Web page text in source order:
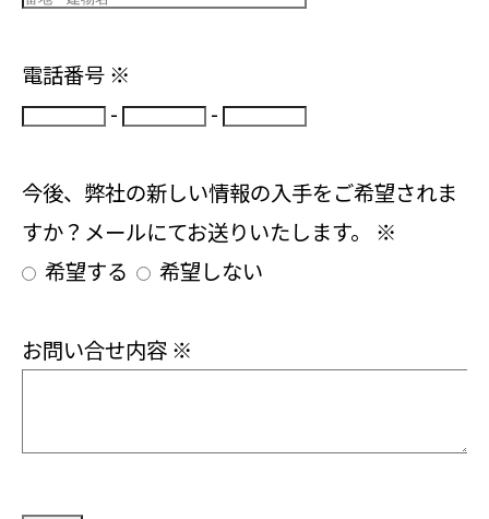
電話番号 ※
-
-
今後、弊社の新しい情報の入手をご希望されま
すか？メールにてお送りいたします。 ※
希望する
希望しない
お問い合せ内容 ※